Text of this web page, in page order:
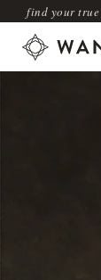
find your